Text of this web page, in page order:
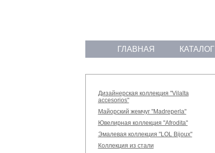
ГЛАВНАЯ КАТАЛОГ
Дизайнерская коллекция "Vilalta
accesorios"
Майорский жемчуг "Madreperla"
Ювелирная коллекция "Afrodita"
Эмалевая коллекция "LOL Bijoux"
Коллекция из стали